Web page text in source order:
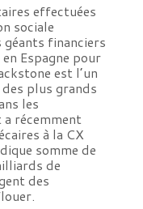
effectuées
sociale
géants financiers
Espagne pour
est l’un
des plus grands
les
récemment
à la CX
somme de
de
des